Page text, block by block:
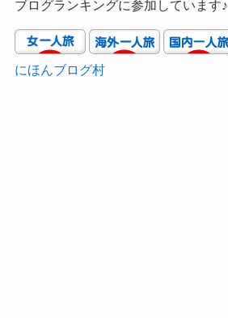
ブログランキングに参加しています♪
にほんブログ村